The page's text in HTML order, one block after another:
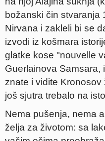
božanski čin stvaranja
Nirvana i zakleli bi se
izvodi iz košmara
glatke kose "nouvelle
Guerlainova Samsara,
znate i vidite
još sjutra trebalo na
Nema pušenja, nema
želja za životom: sa